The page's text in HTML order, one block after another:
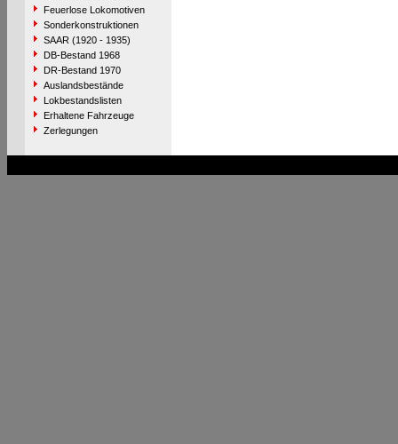
Feuerlose Lokomotiven
Sonderkonstruktionen
SAAR (1920 - 1935)
DB-Bestand 1968
DR-Bestand 1970
Auslandsbestände
Lokbestandslisten
Erhaltene Fahrzeuge
Zerlegungen